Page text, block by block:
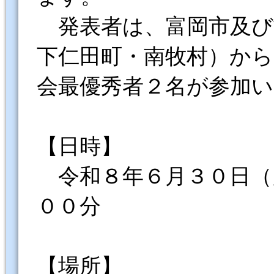
発表者は、富岡市及
下仁田町・南牧村）か
会最優秀者２名が参加
【日時】
令和８年６月３０日
００分
【場所】